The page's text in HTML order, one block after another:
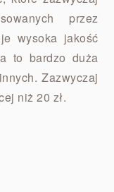
przez
wysoka jakość
to bardzo duża
Zazwyczaj
niż 20 zł.